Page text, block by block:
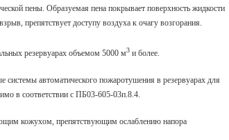
пены. Образуемая пена покрывает поверхность жидкости
препятствует доступу воздуха к очагу возгорания.
резервуарах объемом 5000 м3 и более.
автоматического пожаротушения в резервуарах для
в соответствии с ПБ03-605-03п.8.4.
кожухом, препятствующим ослаблению напора